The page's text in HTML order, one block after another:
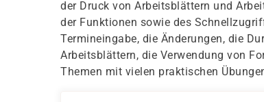
der Druck von Arbeitsblättern und
der Funktionen sowie des
Termineingabe, die Änderungen, die
Arbeitsblättern, die Verwendung von
Themen mit vielen praktischen
Datenschutzhinweis